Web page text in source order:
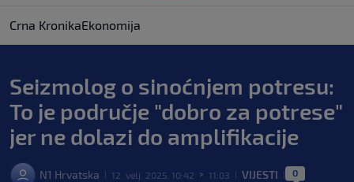
Crna KronikaEkonomija
Seizmolog o sinoćnjem potresu:
To je područje "dobro za potrese"
jer ne dolazi do amplifikacije
N1 Hrvatska 12. velj. 2025. 10:42 > 11:03 VIJESTI 0